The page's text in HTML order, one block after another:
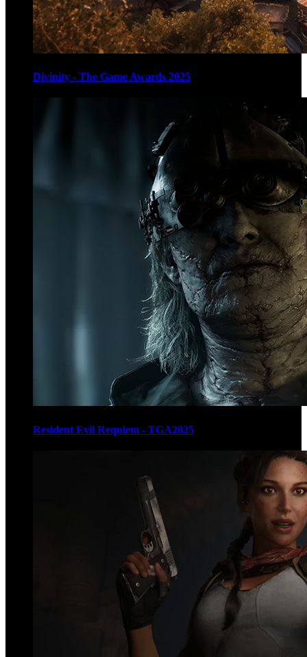
Divinity - The Game Awards 2025
Resident Evil Requiem - TGA2025